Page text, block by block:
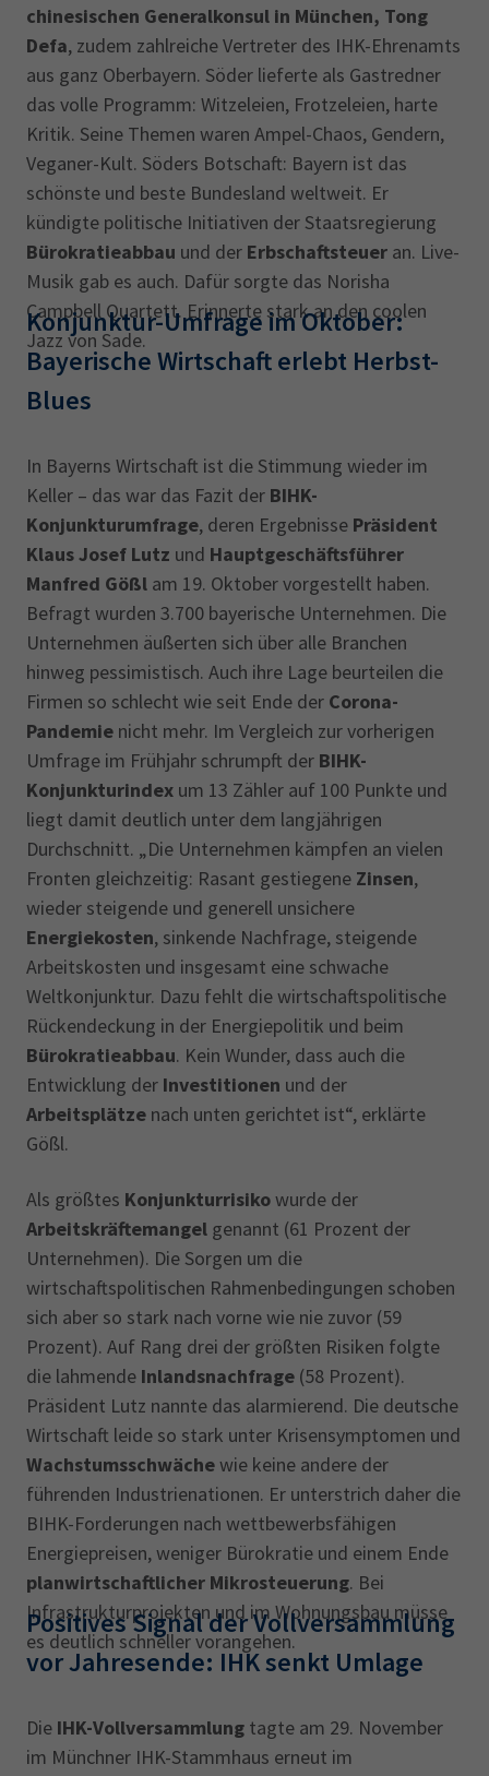
chinesischen Generalkonsul in München, Tong
Defa, zudem zahlreiche Vertreter des IHK-Ehrenamts
aus ganz Oberbayern. Söder lieferte als Gastredner
das volle Programm: Witzeleien, Frotzeleien, harte
Kritik. Seine Themen waren Ampel-Chaos, Gendern,
Veganer-Kult. Söders Botschaft: Bayern ist das
schönste und beste Bundesland weltweit. Er
kündigte politische Initiativen der Staatsregierung
Bürokratieabbau und der Erbschaftsteuer an. Live-
Musik gab es auch. Dafür sorgte das Norisha
Campbell Quartett. Erinnerte stark an den coolen
Jazz von Sade.
Konjunktur-Umfrage im Oktober:
Bayerische Wirtschaft erlebt Herbst-
Blues
In Bayerns Wirtschaft ist die Stimmung wieder im
Keller – das war das Fazit der BIHK-
Konjunkturumfrage, deren Ergebnisse Präsident
Klaus Josef Lutz und Hauptgeschäftsführer
Manfred Gößl am 19. Oktober vorgestellt haben.
Befragt wurden 3.700 bayerische Unternehmen. Die
Unternehmen äußerten sich über alle Branchen
hinweg pessimistisch. Auch ihre Lage beurteilen die
Firmen so schlecht wie seit Ende der Corona-
Pandemie nicht mehr. Im Vergleich zur vorherigen
Umfrage im Frühjahr schrumpft der BIHK-
Konjunkturindex um 13 Zähler auf 100 Punkte und
liegt damit deutlich unter dem langjährigen
Durchschnitt. „Die Unternehmen kämpfen an vielen
Fronten gleichzeitig: Rasant gestiegene Zinsen,
wieder steigende und generell unsichere
Energiekosten, sinkende Nachfrage, steigende
Arbeitskosten und insgesamt eine schwache
Weltkonjunktur. Dazu fehlt die wirtschaftspolitische
Rückendeckung in der Energiepolitik und beim
Bürokratieabbau. Kein Wunder, dass auch die
Entwicklung der Investitionen und der
Arbeitsplätze nach unten gerichtet ist“, erklärte
Gößl.
Als größtes Konjunkturrisikowurde der
Arbeitskräftemangel genannt (61 Prozent der
Unternehmen). Die Sorgen um die
wirtschaftspolitischen Rahmenbedingungen schoben
sich aber so stark nach vorne wie nie zuvor (59
Prozent). Auf Rang drei der größten Risiken folgte
die lahmende Inlandsnachfrage (58 Prozent).
Präsident Lutz nannte das alarmierend. Die deutsche
Wirtschaft leide so stark unter Krisensymptomen und
Wachstumsschwächewie keine andere der
führenden Industrienationen. Er unterstrich daher die
BIHK-Forderungen nach wettbewerbsfähigen
Energiepreisen, weniger Bürokratie und einem Ende
planwirtschaftlicher Mikrosteuerung. Bei
Infrastrukturprojekten und im Wohnungsbau müsse
es deutlich schneller vorangehen.
Positives Signal der Vollversammlung
vor Jahresende: IHK senkt Umlage
Die IHK-Vollversammlung tagte am 29. November
im Münchner IHK-Stammhaus erneut im